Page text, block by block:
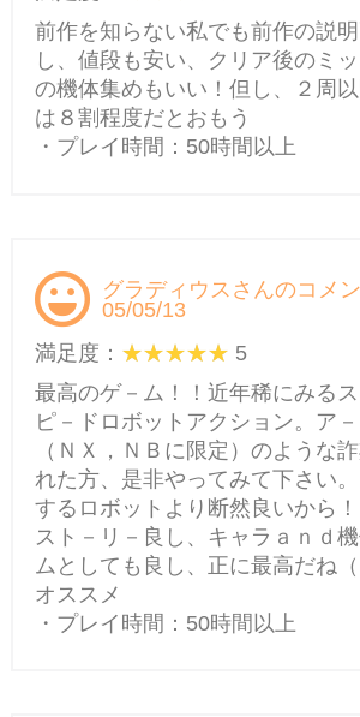
前作を知らない私でも前作の説
し、値段も安い、クリア後のミ
の機体集めもいい！但し、２周
は８割程度だとおもう
・プレイ時間：50時間以上
グラディウスさんのコメ
05/05/13
満足度：
5
最高のゲ－ム！！近年稀にみる
ピ－ドロボットアクション。ア
（ＮＸ，ＮＢに限定）のような
れた方、是非やってみて下さい
するロボットより断然良いから！
スト－リ－良し、キャラａｎｄ
ムとしても良し、正に最高だね
オススメ
・プレイ時間：50時間以上